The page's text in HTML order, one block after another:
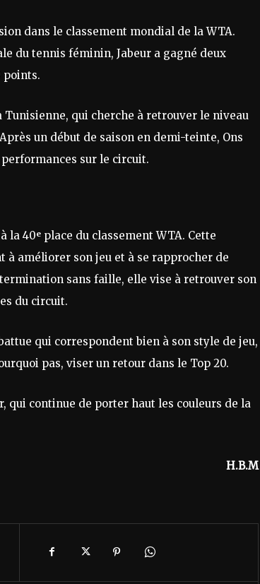
dans le classement mondial de la WTA.
du tennis féminin, Jabeur a gagné deux
points.
qui cherche à retrouver le niveau
un début de saison en demi-teinte, Ons
sur le circuit.
la 40ᵉ place du classement WTA. Cette
à améliorer son jeu et à se rapprocher de
sans faille, elle vise à retrouver son
du circuit.
qui correspondent bien à son style de jeu,
pas, viser un retour dans le Top 20.
qui continue de porter haut les couleurs de la
H.B.M